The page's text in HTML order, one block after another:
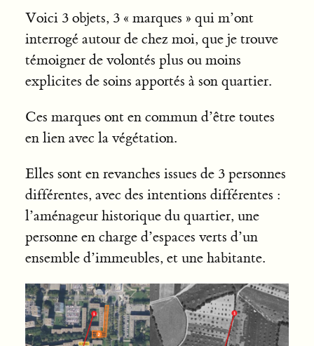
Voici 3 objets, 3 « marques » qui m’ont
interrogé autour de chez moi, que je trouve
témoigner de volontés plus ou moins
explicites de soins apportés à son quartier.
Ces marques ont en commun d’être toutes
en lien avec la végétation.
Elles sont en revanches issues de 3 personnes
différentes, avec des intentions différentes :
l’aménageur historique du quartier, une
personne en charge d’espaces verts d’un
ensemble d’immeubles, et une habitante.